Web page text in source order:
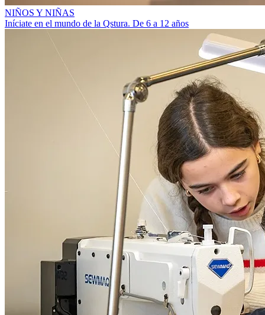
NIÑOS Y NIÑAS
Iníciate en el mundo de la Qstura. De 6 a 12 años